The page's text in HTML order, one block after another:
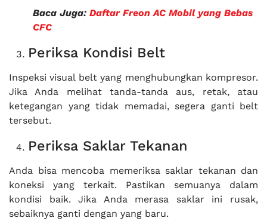
Baca Juga: Daftar Freon AC Mobil yang Bebas
CFC
Periksa Kondisi Belt
Inspeksi visual belt yang menghubungkan kompresor.
Jika Anda melihat tanda-tanda aus, retak, atau
ketegangan yang tidak memadai, segera ganti belt
tersebut.
Periksa Saklar Tekanan
Anda bisa mencoba memeriksa saklar tekanan dan
koneksi yang terkait. Pastikan semuanya dalam
kondisi baik. Jika Anda merasa saklar ini rusak,
sebaiknya ganti dengan yang baru.